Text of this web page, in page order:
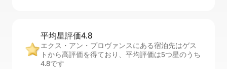
平均星評価4.8
エクス・アン・プロヴァンスにある宿泊先はゲス
トから高評価を得ており、平均評価は5つ星のうち
4.8です